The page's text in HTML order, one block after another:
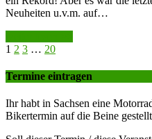
Neuheiten u.v.m. auf…
1 2 3 … 20
Termine eintragen
Ihr habt in Sachsen eine
Bikertermin auf die Beine